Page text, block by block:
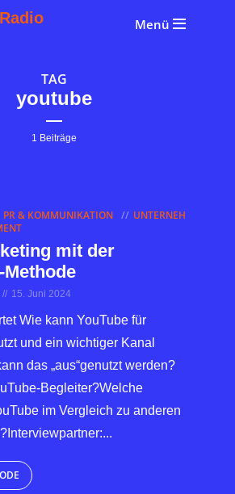
Menü
TAG
youtube
1 Beiträge
PR & KOMMUNIKATION
UNTERNEH
mit der
Methode
15. Juni 2024
Wie kann YouTube für
und ein wichtiger Kanal
das „aus“genutzt werden?
Begleiter?Welche
im Vergleich zu anderen